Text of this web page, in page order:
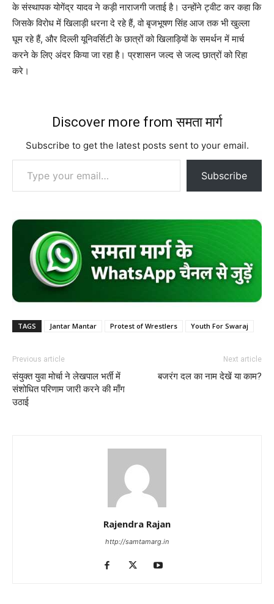
के संस्थापक योगेंद्र यादव ने कड़ी नाराजगी जताई है। उन्होंने ट्वीट कर कहा कि
जिसके विरोध में खिलाड़ी धरना दे रहे हैं, वो बृजभूषण सिंह आज तक भी खुल्ला
घूम रहे हैं, और दिल्ली यूनिवर्सिटी के छात्रों को खिलाड़ियों के समर्थन में मार्च
करने के लिए अंदर किया जा रहा है। प्रशासन जल्द से जल्द छात्रों को रिहा
करे।
Discover more from समता मार्ग
Subscribe to get the latest posts sent to your email.
Type your email…
Subscribe
TAGS Jantar Mantar Protest of Wrestlers Youth For Swaraj
Previous article
संयुक्त युवा मोर्चा ने लेखपाल भर्ती में
संशोधित परिणाम जारी करने की माँग
उठाई
Next article
बजरंग दल का नाम देखें या काम?
Rajendra Rajan
http://samtamarg.in